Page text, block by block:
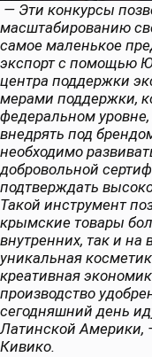
— Эти конкурсы
масштабированию
самое маленькое
экспорт с помощью
центра поддержки
мерами поддержки,
федеральном
внедрять под
необходимо
добровольной
подтверждать
Такой инструмент
крымские товары
внутренних, так и
уникальная
креативная
производство
сегодняшний день
Латинской Америки,
Кивико.